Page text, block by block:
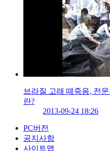
브라질 고래 떼죽음, 전
란?
2013-09-24 18:26
PC버전
공지사항
사이트맵